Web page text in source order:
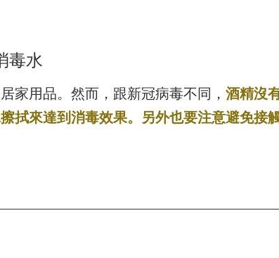
毒水
家用品。然而，跟新冠病毒不同， 酒精沒
拭來達到消毒效果。另外也要注意避免接